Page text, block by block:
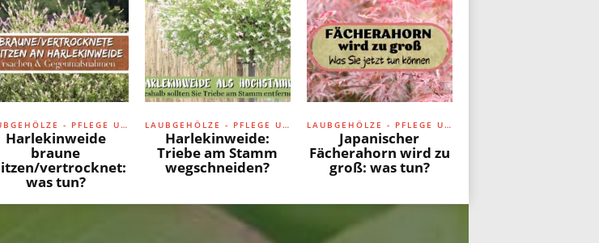
LAUBGEHÖLZE - PFLEGE UND SCHNITT
Harlekinweide
braune
vertrocknet:
was tun?
LAUBGEHÖLZE - PFLEGE UND SCHNITT
Harlekinweide:
Triebe am Stamm
wegschneiden?
LAUBGEHÖLZE - PFLEGE UND SCHNITT
Japanischer
Fächerahorn wird zu
groß: was tun?